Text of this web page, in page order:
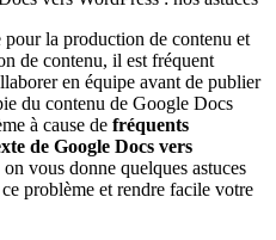
la production de contenu et
de contenu, il est fréquent
en équipe avant de publier
du contenu de Google Docs
à cause de fréquents
de Google Docs vers
vous donne quelques astuces
problème et rendre facile votre